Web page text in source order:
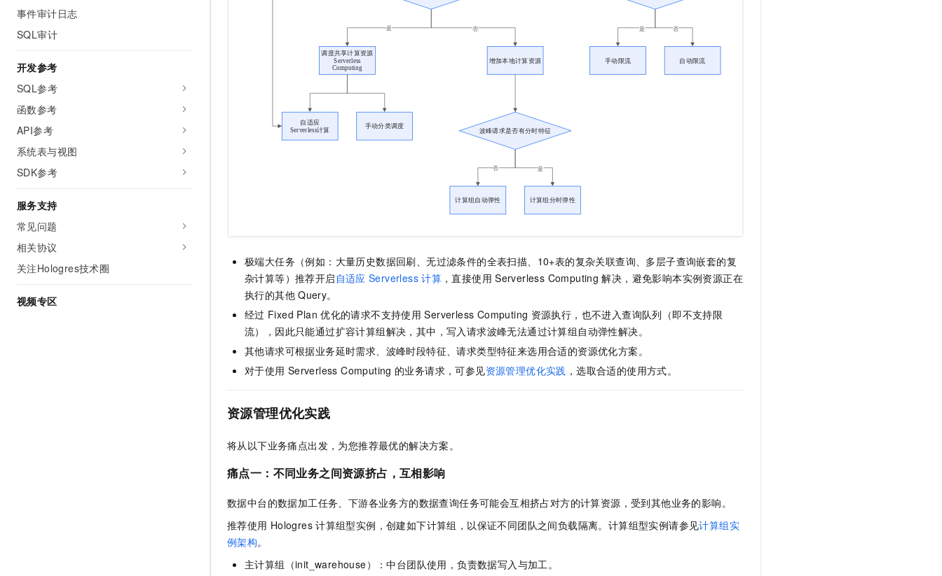
事件审计日志
SQL审计
开发参考
SQL参考
函数参考
API参考
系统表与视图
SDK参考
服务支持
常见问题
相关协议
关注Hologres技术圈
视频专区
极端大任务（例如：大量历史数据回刷、无过滤条件的全表扫描、10+表的复杂关联查询、多层子查询嵌套的复
杂计算等）推荐开启 自适应 Serverless 计算 ，直接使用 Serverless Computing 解决，避免影响本实例资源正在
执行的其他 Query。
经过 Fixed Plan 优化的请求不支持使用 Serverless Computing 资源执行，也不进入查询队列（即不支持限
流），因此只能通过扩容计算组解决，其中，写入请求波峰无法通过计算组自动弹性解决。
其他请求可根据业务延时需求、波峰时段特征、请求类型特征来选用合适的资源优化方案。
对于使用 Serverless Computing 的业务请求，可参见资源管理优化实践 ，选取合适的使用方式。
资源管理优化实践
将从以下业务痛点出发，为您推荐最优的解决方案。
痛点一：不同业务之间资源挤占，互相影响
数据中台的数据加工任务、下游各业务方的数据查询任务可能会互相挤占对方的计算资源，受到其他业务的影响。
推荐使用 Hologres 计算组型实例，创建如下计算组，以保证不同团队之间负载隔离。计算组型实例请参见计算组实
例架构。
主计算组（init_warehouse）：中台团队使用，负责数据写入与加工。